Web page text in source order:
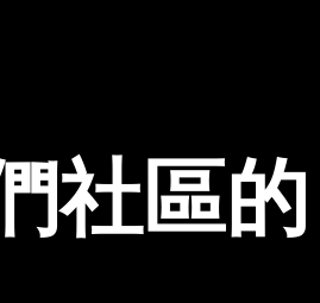
社區的